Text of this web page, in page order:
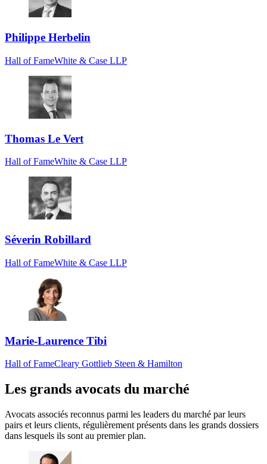
Philippe Herbelin
Hall of FameWhite & Case LLP
Thomas Le Vert
Hall of FameWhite & Case LLP
Séverin Robillard
Hall of FameWhite & Case LLP
Marie-Laurence Tibi
Hall of FameCleary Gottlieb Steen & Hamilton
Les grands avocats du marché
Avocats associés reconnus parmi les leaders du marché par leurs
pairs et leurs clients, régulièrement présents dans les grands dossiers
dans lesquels ils sont au premier plan.